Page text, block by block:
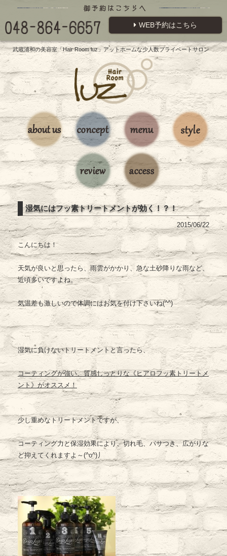
WEB予約はこちら
武蔵浦和の美容室「Hair Room luz」アットホームな少人数プライベートサロン
湿気にはフッ素トリートメントが効く！？！
2015/06/22
こんにちは！
天気が良いと思ったら、雨雲がかかり、急な土砂降りな雨など、
近頃多いですよね。
気温差も激しいので体調にはお気を付け下さいね(^^)
湿気に負けないトリートメントと言ったら、
コーティングが強い、質感しっとりな《ヒアロフッ素トリートメ
ント》がオススメ！
少し重めなトリートメントですが、
コーティング力と保湿効果により、切れ毛、パサつき、広がりな
ど抑えてくれますよ～(^o^)丿